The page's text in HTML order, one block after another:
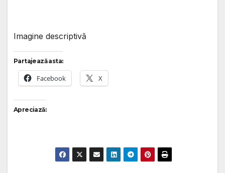
Imagine descriptivă
Partajează asta:
Facebook X
Apreciază: